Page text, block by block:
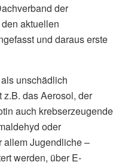
der
aktuellen
und daraus erste
unschädlich
das Aerosol, der
auch krebserzeugende
oder
allem Jugendliche –
werden, über E-